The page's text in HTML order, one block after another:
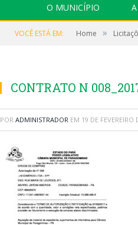
O MUNICÍPIO
VOCÊ ESTÁ EM: Home »
CONTRATO N
POR ADMINISTRADOR EM 19 DE FEVEREIRO